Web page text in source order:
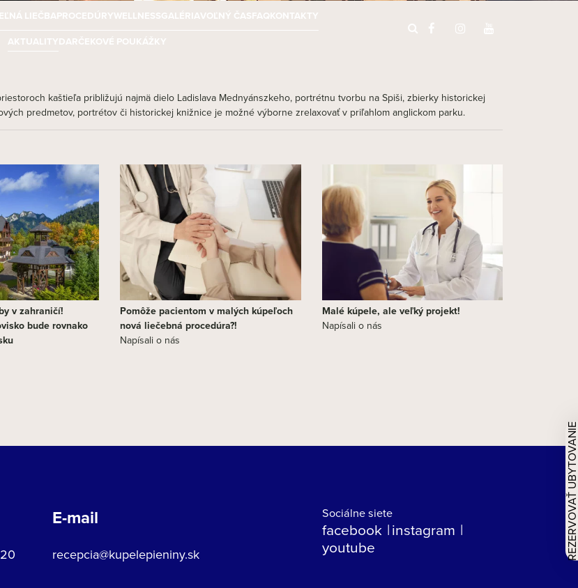
LIEČBAPROCEDÚRYWELLNESSGALÉRIAVOĽNÝ ČASFAQKONTAKTY
AKTUALITYDARČEKOVÉ POUKÁŽKY
kaštieľa približujú najmä dielo Ladislava Mednyánszkeho, portrétnu tvorbu na Spiši, zbierky historickej
predmetov, portrétov či historickej knižnice je možné výborne zrelaxovať v priľahlom anglickom parku.
v zahraničí!
bude rovnako
Pomôže pacientom v malých kúpeľoch
nová liečebná procedúra?!
Napísali o nás
Malé kúpele, ale veľký projekt!
Napísali o nás
E-mail
recepcia@kupelepieniny.sk
Sociálne siete
facebook instagram
youtube